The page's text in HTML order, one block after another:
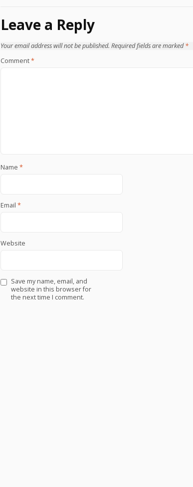
Leave a Reply
Your email address will not be published. Required fields are marked*
Comment*
Name *
Email *
Website
Save my name, email, and
website in this browser for
the next time I comment.